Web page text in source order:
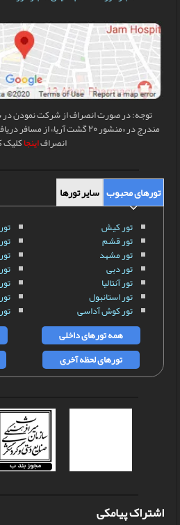
توجه: در صورت انصراف از شرکت نمودن در
مندرج در «منشور 20 گشت آریا»
انصرافاینجاکلیک
تورهای محبوب سایر تورها
تور کیش
تور قشم
تور مشهد
تور دبی
تور آنتالیا
تور استانبول
تور کوش آداسی
همه تورهای داخلی
تورهای لحظه آخری
اشتراک پیامکی